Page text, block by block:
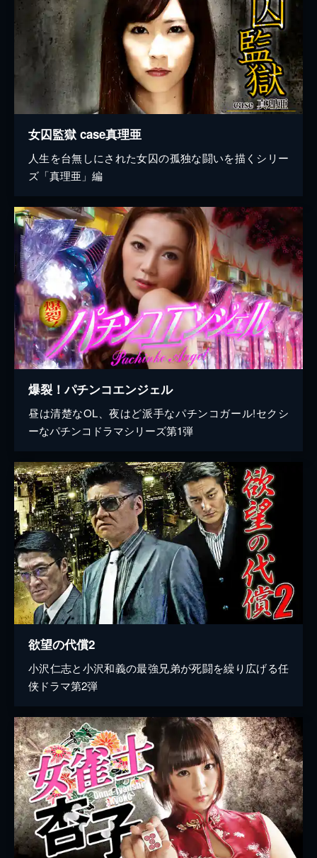
女囚監獄 case真理亜
人生を台無しにされた女囚の孤独な闘いを描くシリー
ズ「真理亜」編
爆裂！パチンコエンジェル
昼は清楚なOL、夜はど派手なパチンコガール!セクシ
ーなパチンコドラマシリーズ第1弾
欲望の代償2
小沢仁志と小沢和義の最強兄弟が死闘を繰り広げる任
侠ドラマ第2弾